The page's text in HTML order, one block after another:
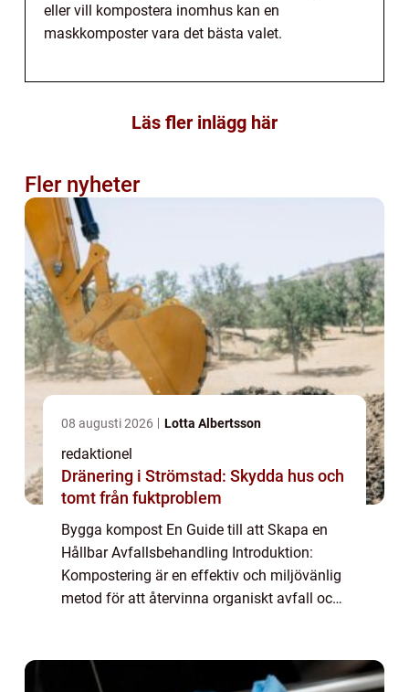
eller vill kompostera inomhus kan en
maskkomposter vara det bästa valet.
Läs fler inlägg här
Fler nyheter
08 augusti 2026 Lotta Albertsson
redaktionel
Dränering i Strömstad: Skydda hus och
tomt från fuktproblem
Bygga kompost En Guide till att Skapa en
Hållbar Avfallsbehandling Introduktion:
Kompostering är en effektiv och miljövänlig
metod för att återvinna organiskt avfall och